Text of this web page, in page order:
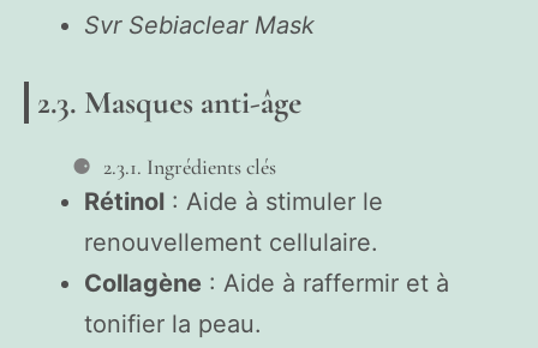
Svr Sebiaclear Mask
2.3. Masques anti-âge
2.3.1. Ingrédients clés
Rétinol : Aide à stimuler le
renouvellement cellulaire.
Collagène : Aide à raffermir et à
tonifier la peau.